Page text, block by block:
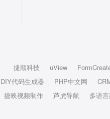
捷顺科技 uView
DIY代码生成器 PHP中文网
捷映视频制作 芦虎导航 多语